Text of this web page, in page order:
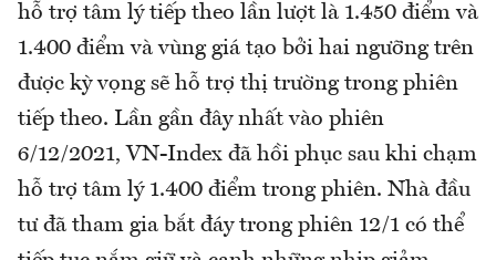
hỗ trợ tâm lý tiếp theo lần lượt là 1.450 điểm và
1.400 điểm và vùng giá tạo bởi hai ngưỡng trên
được kỳ vọng sẽ hỗ trợ thị trường trong phiên
tiếp theo. Lần gần đây nhất vào phiên
6/12/2021, VN-Index đã hồi phục sau khi chạm
hỗ trợ tâm lý 1.400 điểm trong phiên. Nhà đầu
tư đã tham gia bắt đáy trong phiên 12/1 có thể